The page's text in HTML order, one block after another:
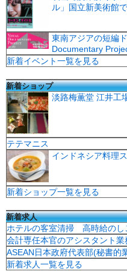
ル」国立新美術館
東南アジアの短編
Documentary
新着イベント一覧を見る
新着ショップ
淡路梅薫堂 江井工
テテマニス
インドネシア料理
新着ショップ一覧を見る
新着求人
ホテルの客室清掃 高時給のし
会計専任本官のアシスタント業
ASEAN日本政府代表部(秘書的
新着求人一覧を見る